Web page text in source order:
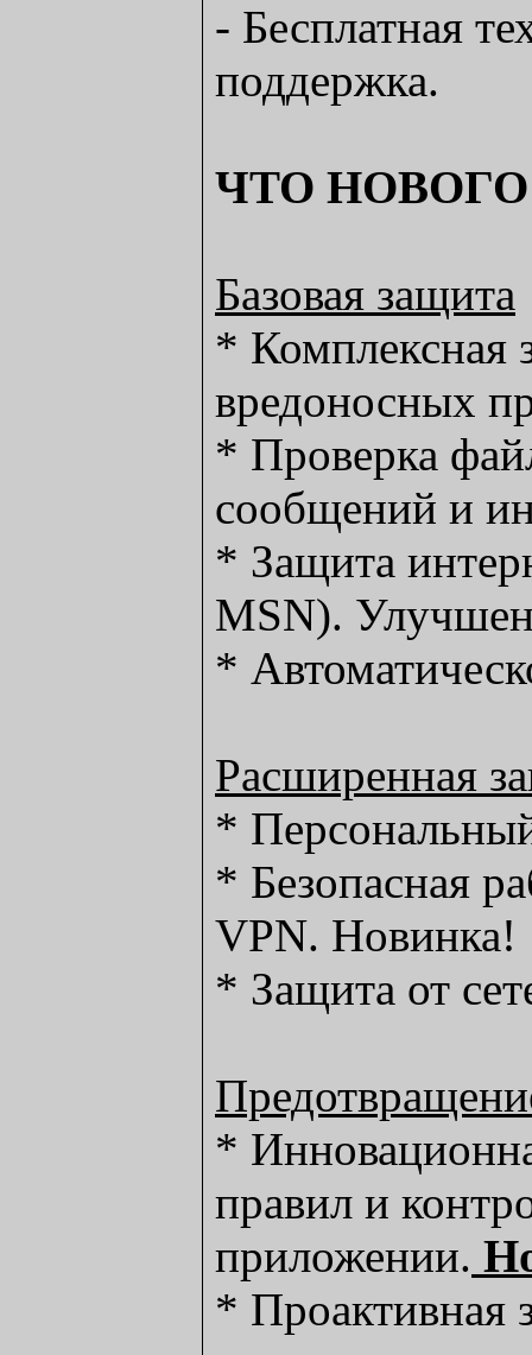
- Бесплатная
поддержка.
ЧТО
Базовая защита
* Комплексная
вредоносных
* Проверка
сообщений и
* Защита
MSN).
*
Расширенная
*
* Безопасная
VPN. Новинка!
* Защита от
*
правил и
приложении.
* Проактивная